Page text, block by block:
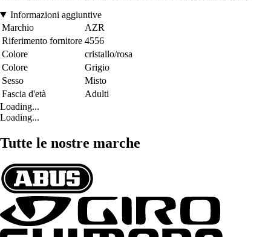
Informazioni aggiuntive
Marchio
AZR
Riferimento fornitore 4556
Colore
cristallo/rosa
Colore
Grigio
Sesso
Misto
Fascia d'età
Adulti
Loading...
Loading...
Tutte le nostre marche